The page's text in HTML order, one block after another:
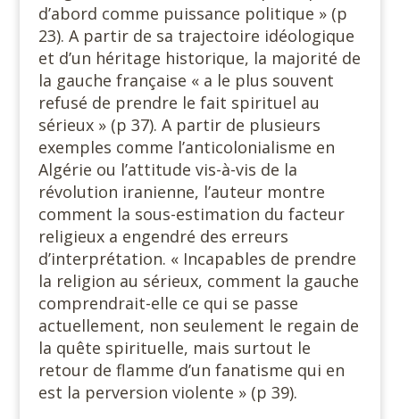
d’abord comme puissance politique » (p
23). A partir de sa trajectoire idéologique
et d’un héritage historique, la majorité de
la gauche française « a le plus souvent
refusé de prendre le fait spirituel au
sérieux » (p 37). A partir de plusieurs
exemples comme l’anticolonialisme en
Algérie ou l’attitude vis-à-vis de la
révolution iranienne, l’auteur montre
comment la sous-estimation du facteur
religieux a engendré des erreurs
d’interprétation. « Incapables de prendre
la religion au sérieux, comment la gauche
comprendrait-elle ce qui se passe
actuellement, non seulement le regain de
la quête spirituelle, mais surtout le
retour de flamme d’un fanatisme qui en
est la perversion violente » (p 39).